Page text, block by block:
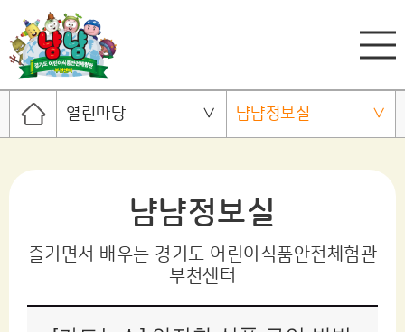
열린마당 냠냠정보실
냠냠정보실
즐기면서 배우는 경기도 어린이식품안전체험관
부천센터